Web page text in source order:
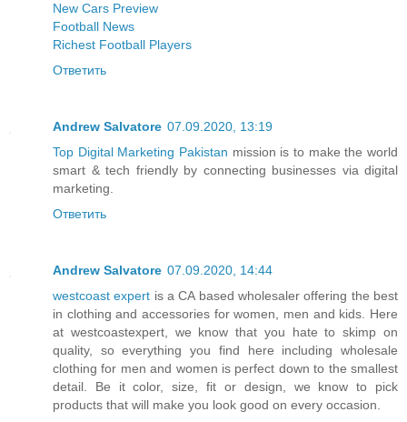
New Cars Preview
Football News
Richest Football Players
Ответить
Andrew Salvatore 07.09.2020, 13:19
Top Digital Marketing Pakistan mission is to make the world
smart & tech friendly by connecting businesses via digital
marketing.
Ответить
Andrew Salvatore 07.09.2020, 14:44
westcoast expert is a CA based wholesaler offering the best
in clothing and accessories for women, men and kids. Here
at westcoastexpert, we know that you hate to skimp on
quality, so everything you find here including wholesale
clothing for men and women is perfect down to the smallest
detail. Be it color, size, fit or design, we know to pick
products that will make you look good on every occasion.